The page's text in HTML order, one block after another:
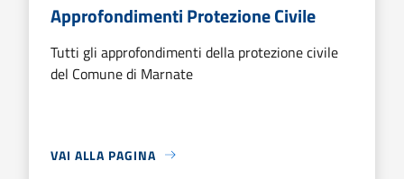
Approfondimenti Protezione Civile
Tutti gli approfondimenti della protezione civile
del Comune di Marnate
VAI ALLA PAGINA